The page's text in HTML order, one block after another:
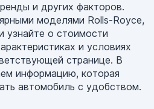
и других факторов.
моделями Rolls-Royce,
узнайте о стоимости
и условиях
странице. В
информацию, которая
автомобиль с удобством.